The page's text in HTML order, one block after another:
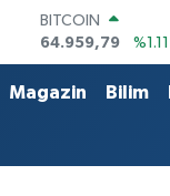
BITCOIN
64.959,79
%1.11
DOLAR
47,7436
%0.18
Magazin Bilim